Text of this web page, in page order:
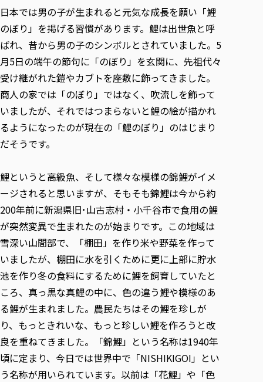
役員・評議員一覧
キャンパス案内
研究活動における不正行為の防止等に関する対応
大学広報誌「TFU Newsletter 東北福祉大学通信」
初年次教育（リエゾンゼミⅠ）について
リエゾンゼミ・ナビ（テキスト等）
お役立ち情報（リンク集）
放射線モニタリング測定結果（国見キャンパス）
事業計画／財務・事業報告
大学評価
IR情報
学校教育法施行規則第172条の2に基づく情報公開
教職課程における情報の公表
学部・学科等設置計画履行状況報告書
情報公開規程
リハビリテーション学科
医療経営管理学科
情報福祉マネジメント学科
仏教専修科
大学院
大学院
総合福祉学研究科 社会福祉学専攻 修士課程
総合福祉学研究科 社会福祉学専攻 博士課程
総合福祉学研究科 福祉心理学専攻 修士課程
通信教育部
通信教育部
通信制大学院 総合福祉学研究科 社会福祉学専攻 修士課程
カリキュラム（学部・大学院）
学びの特徴
学びの特徴
ICT教育
初年次教育（リエゾンゼミⅠ）
実学臨床教育（総合福祉学部のみ履修可能）
教育実践活動（教育学科学生のみ受講可能）
禅のこころ
教員紹介・業績
学びのサポート
学びのサポート
学費（学部学科）
授業料減免・奨学金等
学生生活サポート
学生自主活動支援
東北福祉大学のキャリアサポート
進路・就職支援
東北福祉大学のキャリア教育
採用ご担当者様へ
採用ご担当者様へ
センター長の挨拶
求人の受付について
単独学内説明会のご案内
在学生の方
在学生の方
資格取得報奨制度について
東北福祉大学求人・インターンシップ検索サイト（キャリタス
卒業生の方
卒業生の方
卒業後のキャリア支援体制
在学生による訪問、情報提供へのご協力のお願い
よくあるご質問
東北福祉大学のDNA
在学生インタビュー
大学指定団体紹介
交換留学生 Exchange students
海外留学・研修
外国人在学生
Prospective Students
学生支援センター国際交流の活動
ニュース一覧
社会連携・研究 TOP
東北福祉大学の研究活動
東北福祉大学の研究活動
東北福祉大学の研究紹介
共同研究等をご検討の皆様へ
東北福祉大学の紀要・リポジトリ
東北福祉大学の紀要・リポジトリ
研究紀要
教職研究
東北福祉大学教育・教職センター特別支援教育研究年報一覧
芹沢銈介美術工芸館年報
東北福祉大学機関リポジトリ
東北福祉大学オープンアクセス方針
産学・産学官連携
産学・産学官連携
「高齢者のフレイル予防及びデジタルデバイド解消に向けた産
学生参加 × 産学官連携 ～ 「行学一如」の実践
社会貢献・地域連携活動
社会貢献への取り組み
社会貢献・地域連携活動報告書
各種社会貢献活動の窓口
伝承講座「311『伝える／備える』次世代塾」
JICA草の根技術協力事業
自治体・団体等との主な協定
自治体・団体等との主な協定
研究所について
研究者のご紹介
生涯教育・キャリア教育
生涯教育・キャリア教育TOP
生涯学習・社会人講座
月例TFU実学臨床研究セミナー
特別支援教育研究室
TFU教育フォーラム
関連法人
取材について
施設利用
学内ポータルシステム
Universal Passport
日本では男の子が生まれると元気な成長を願い「鯉
のぼり」を掲げる習慣があります。鯉は出世魚と呼
ばれ、昔から男の子のシンボルとされていました。5
月5日の端午の節句に「のぼり」を玄関に、先祖代々
受け継がれた鎧やカブトを座敷に飾ってきました。
商人の家では「のぼり」ではなく、吹流しを飾って
いましたが、それではつまらないと鯉の絵が描かれ
るようになったのが現在の「鯉のぼり」のはじまり
だそうです。
鯉というと高級魚、そして様々な模様の錦鯉がイメ
ージされると思いますが、そもそも錦鯉は今から約
200年前に新潟県旧･山古志村・小千谷市で食用の鯉
が突然変異で生まれたのが始まりです。この地域は
雪深い山間部で、「棚田」を作り米や野菜を作って
いましたが、棚田に水を引くために更に上部に貯水
池を作り冬の食料にするために鯉を飼育していたと
ころ、真っ黒な真鯉の中に、色の違う鯉や模様のあ
る鯉が生まれました。農民たちはその鯉を珍しが
り、もっときれいな、もっと珍しい鯉を作ろうと改
良を重ねてきました。「錦鯉」という名称は1940年
頃に定まり、今日では世界中で「NISHIKIGOI」とい
う名称が用いられています。以前は「花鯉」や「色